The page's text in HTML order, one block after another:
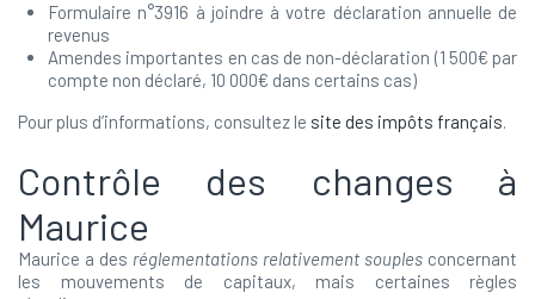
Formulaire n°3916 à joindre à votre déclaration annuelle de
revenus
Amendes importantes en cas de non-déclaration (1 500€ par
compte non déclaré, 10 000€ dans certains cas)
Pour plus d’informations, consultez le site des impôts français.
Contrôle des changes à
Maurice
Maurice a des réglementations relativement souples concernant
les mouvements de capitaux, mais certaines règles